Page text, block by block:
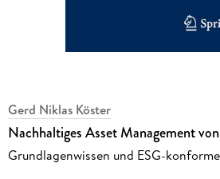
Gerd Niklas Köster
Nachhaltiges Asset Management
Grundlagenwissen und ESG-